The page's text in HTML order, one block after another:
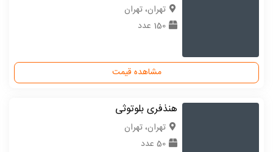
تهران، تهران
150 عدد
مشاهده قیمت
هنذفری بلوتوثی
تهران، تهران
50 عدد